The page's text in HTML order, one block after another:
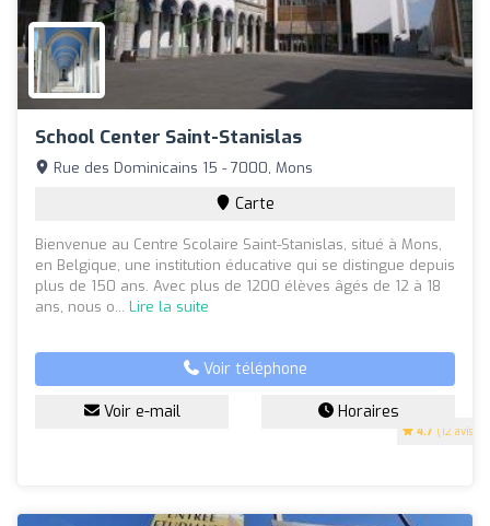
School Center Saint-Stanislas
4.7 (12 avis)
Rue des Dominicains 15 - 7000, Mons
Carte
Bienvenue au Centre Scolaire Saint-Stanislas, situé à Mons,
en Belgique, une institution éducative qui se distingue depuis
plus de 150 ans. Avec plus de 1200 élèves âgés de 12 à 18
ans, nous o... Lire la suite
Voir téléphone
Voir e-mail Horaires